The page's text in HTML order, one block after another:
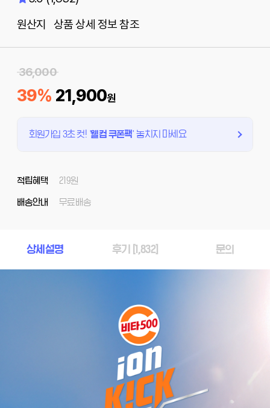
원산지 상품 상세 정보 참조
36,000
39% 21,900원
회원가입 3초 컷! '웰컴 쿠폰팩' 놓치지 마세요
적립혜택 219원
배송안내 무료배송
상세설명 후기 [1,832] 문의